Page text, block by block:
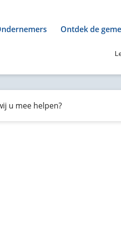
Ontdek de